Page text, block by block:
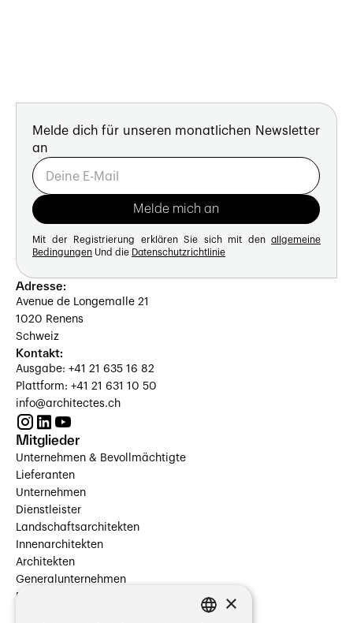
Melde dich für unseren monatlichen Newsletter
an
Mit der Registrierung erklären Sie sich mit den allgemeine
Bedingungen Und die Datenschutzrichtlinie
Adresse:
Avenue de Longemalle 21
1020 Renens
Schweiz
Kontakt:
Ausgabe: +41 21 635 16 82
Plattform: +41 21 631 10 50
info@architectes.ch
Mitglieder
Unternehmen & Bevollmächtigte
Lieferanten
Unternehmen
Dienstleister
Landschaftsarchitekten
Innenarchitekten
Architekten
Generalunternehmen
Beauftragte Unternehmen
×